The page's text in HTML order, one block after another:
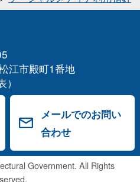
江市殿町1番地
メールでのお問い
合わせ
Government. All Rights